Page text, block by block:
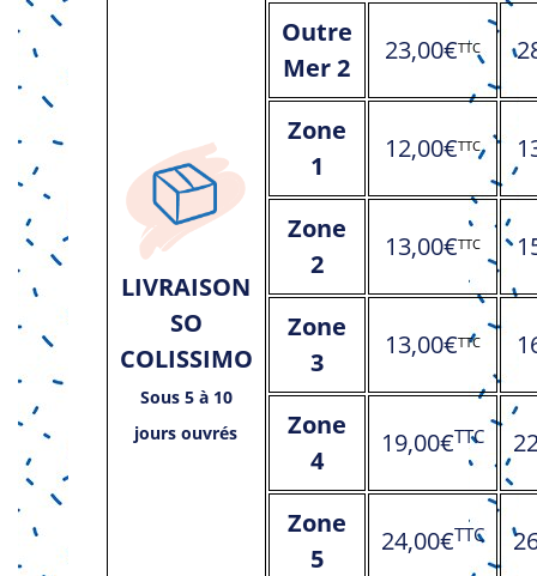
LIVRAISON
SO
COLISSIMO
Sous 5 à 10
jours ouvrés
Outre
Mer 2
23,00€TTC
Zone
1
12,00€TTC
Zone
2
13,00€TTC
Zone
3
13,00€TTC
Zone
4
19,00€TTC
Zone
5
24,00€TTC